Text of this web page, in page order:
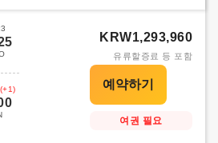
(+1)
KRW1,293,960
유류할증료 등 포함
여권 필요